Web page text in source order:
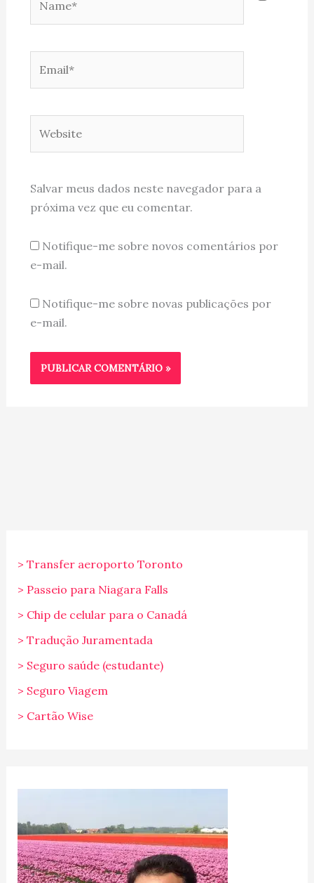
Salvar meus dados neste navegador para a
próxima vez que eu comentar.
Notifique-me sobre novos comentários por
e-mail.
Notifique-me sobre novas publicações por
e-mail.
> Transfer aeroporto Toronto
> Passeio para Niagara Falls
> Chip de celular para o Canadá
> Tradução Juramentada
> Seguro saúde (estudante)
> Seguro Viagem
> Cartão Wise